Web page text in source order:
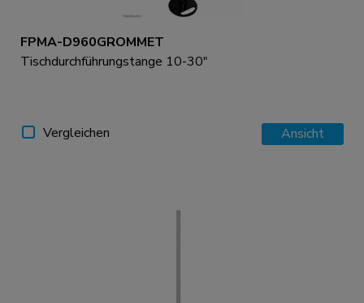
FPMA-D960GROMMET
Tischdurchführungstange 10-30"
Vergleichen Ansicht